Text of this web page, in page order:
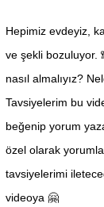
Hepimiz evdeyiz,
ve şekli bozuluyor.
nasıl almalıyız?
Tavsiyelerim bu
beğenip yorum
özel olarak
tavsiyelerimi
videoya 🤗